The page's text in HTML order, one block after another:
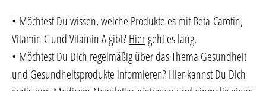
• Möchtest Du wissen, welche Produkte es mit Beta-Carotin,
Vitamin C und Vitamin A gibt?Hiergeht es lang.
• Möchtest Du Dich regelmäßig über das Thema Gesundheit
und Gesundheitsprodukte informieren? Hier kannst Du Dich